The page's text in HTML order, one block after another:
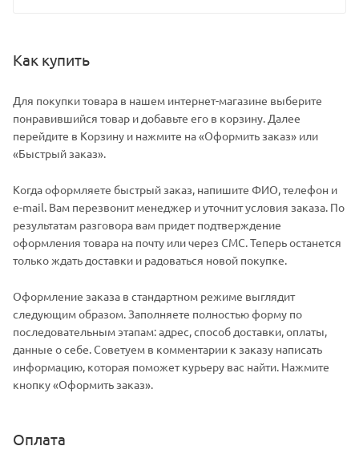
Как купить
Для покупки товара в нашем интернет-магазине выберите
понравившийся товар и добавьте его в корзину. Далее
перейдите в Корзину и нажмите на «Оформить заказ» или
«Быстрый заказ».
Когда оформляете быстрый заказ, напишите ФИО, телефон и
e-mail. Вам перезвонит менеджер и уточнит условия заказа. По
результатам разговора вам придет подтверждение
оформления товара на почту или через СМС. Теперь останется
только ждать доставки и радоваться новой покупке.
Оформление заказа в стандартном режиме выглядит
следующим образом. Заполняете полностью форму по
последовательным этапам: адрес, способ доставки, оплаты,
данные о себе. Советуем в комментарии к заказу написать
информацию, которая поможет курьеру вас найти. Нажмите
кнопку «Оформить заказ».
Оплата